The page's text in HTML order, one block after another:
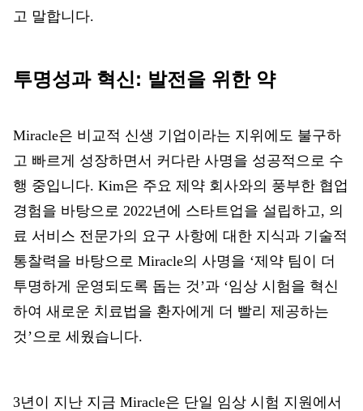
고 말합니다.
투명성과 혁신: 발전을 위한 약
Miracle은 비교적 신생 기업이라는 지위에도 불구하
고 빠르게 성장하면서 커다란 사명을 성공적으로 수
행 중입니다. Kim은 주요 제약 회사와의 풍부한 협업
경험을 바탕으로 2022년에 스타트업을 설립하고, 의
료 서비스 전문가의 요구 사항에 대한 지식과 기술적
통찰력을 바탕으로 Miracle의 사명을 ‘제약 팀이 더
투명하게 운영되도록 돕는 것’과 ‘임상 시험을 혁신
하여 새로운 치료법을 환자에게 더 빨리 제공하는
것’으로 세웠습니다.
3년이 지난 지금 Miracle은 단일 임상 시험 지원에서